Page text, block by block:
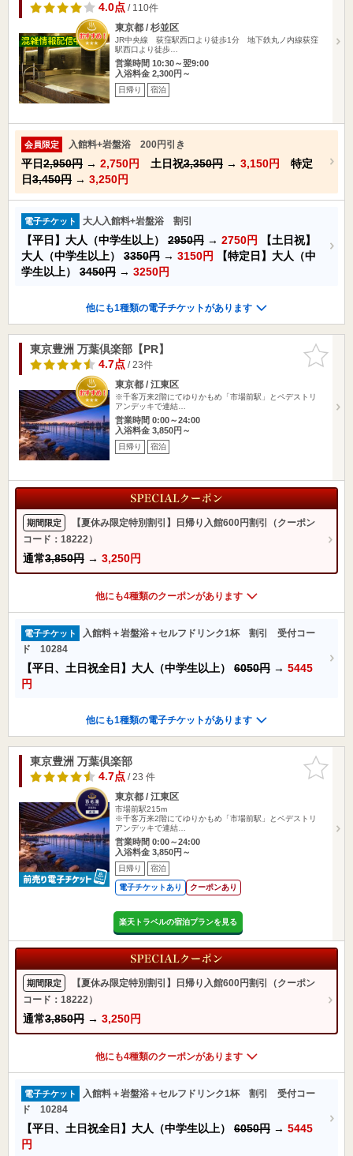
4.0点/ 110件
東京都 / 杉並区
JR中央線 荻窪駅西口より徒歩1分 地下鉄丸ノ内線荻窪
駅西口より徒歩…
営業時間 10:30～翌9:00
入浴料金 2,300円～
日帰り 宿泊
会員限定 入館料+岩盤浴 200円引き
平日2,950円 → 2,750円 土日祝3,350円 → 3,150円
特定
日3,450円 → 3,250円
電子チケット 大人入館料+岩盤浴 割引
【平日】大人（中学生以上） 2950円 → 2750円
【土日祝】
大人（中学生以上） 3350円 → 3150円
【特定日】大人（中
学生以上） 3450円 → 3250円
他にも1種類の電子チケットがあります
お気に入
りに追加
東京豊洲 万葉倶楽部【PR】
4.7点/ 23件
東京都 / 江東区
※千客万来2階にてゆりかもめ「市場前駅」とペデストリ
アンデッキで連結…
営業時間 0:00～24:00
入浴料金 3,850円～
日帰り 宿泊
期間限定
【夏休み限定特別割引】日帰り入館600円割引（クーポン
コード：18222）
通常3,850円 → 3,250円
他にも4種類のクーポンがあります
電子チケット
入館料＋岩盤浴＋セルフドリンク1杯 割引 受付コー
ド 10284
【平日、土日祝全日】大人（中学生以上） 6050円 → 5445
円
他にも1種類の電子チケットがあります
お気に入
りに追加
東京豊洲 万葉倶楽部
4.7点/ 23 件
東京都 / 江東区
市場前駅215m
※千客万来2階にてゆりかもめ「市場前駅」とペデストリ
アンデッキで連結…
営業時間 0:00～24:00
入浴料金 3,850円～
日帰り 宿泊
電子チケットあり クーポンあり
楽天トラベルの宿泊プランを見る
期間限定
【夏休み限定特別割引】日帰り入館600円割引（クーポン
コード：18222）
通常3,850円 → 3,250円
他にも4種類のクーポンがあります
電子チケット
入館料＋岩盤浴＋セルフドリンク1杯 割引 受付コー
ド 10284
【平日、土日祝全日】大人（中学生以上） 6050円 → 5445
円